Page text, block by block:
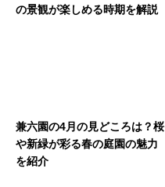
の景観が楽しめる時期を解説
兼六園の4月の見どころは？桜
や新緑が彩る春の庭園の魅力
を紹介